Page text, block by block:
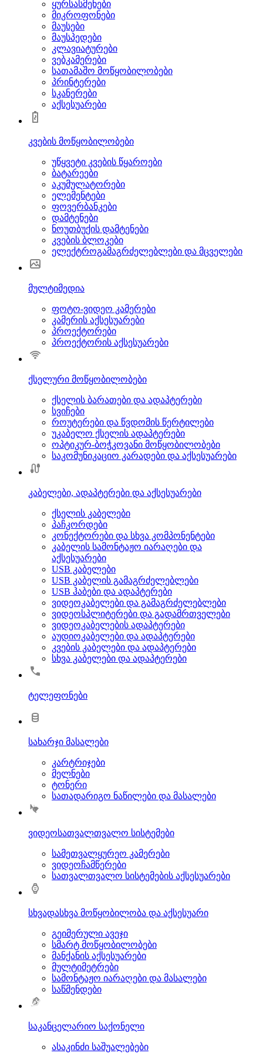
ყურსასმენები
მიკროფონები
მაუსები
მაუსპედები
კლავიატურები
ვებკამერები
სათამაშო მოწყობილობები
პრინტერები
სკანერები
აქსესუარები
კვების მოწყობილობები
უწყვეტი კვების წყაროები
ბატარეები
აკუმულატორები
ელემენტები
ფოვერბანკები
დამტენები
ნოუთბუქის დამტენები
კვების ბლოკები
ელექტროგამაგრძელებლები და მცველები
მულტიმედია
ფოტო-ვიდეო კამერები
კამერის აქსესუარები
პროექტორები
პროექტორის აქსესუარები
ქსელური მოწყობილობები
ქსელის ბარათები და ადაპტერები
სვიჩები
როუტერები და წვდომის წერტილები
უკაბელო ქსელის ადაპტერები
ოპტიკურ-ბოჭკოვანი მოწყობილობები
საკომუნიკაციო კარადები და აქსესუარები
კაბელები, ადაპტერები და აქსესუარები
ქსელის კაბელები
პაჩკორდები
კონექტორები და სხვა კომპონენტები
კაბელის სამონტაჟო იარაღები და
აქსესუარები
USB კაბელები
USB კაბელის გამაგრძელებლები
USB ჰაბები და ადაპტერები
ვიდეოკაბელები და გამაგრძელებლები
ვიდეოსპლიტერები და გადამრთველები
ვიდეოკაბელების ადაპტერები
აუდიოკაბელები და ადაპტერები
კვების კაბელები და ადაპტერები
სხვა კაბელები და ადაპტერები
ტელეფონები
სახარჯი მასალები
კარტრიჯები
მელნები
ტონერი
სათადარიგო ნაწილები და მასალები
ვიდეოსათვალთვალო სისტემები
სამეთვალყურეო კამერები
ვიდეოჩამწერები
სათვალთვალო სისტემების აქსესუარები
სხვადასხვა მოწყობილობა და აქსესუარი
გეიმერული ავეჯი
სმარტ მოწყობილობები
მანქანის აქსესუარები
მულტიმეტრები
სამონტაჟო იარაღები და მასალები
საწმენდები
საკანცელარიო საქონელი
ასაკინძი საშუალებები